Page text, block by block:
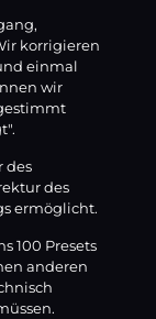
korrigieren
einmal
wir
des
des
ermöglicht.
100 Presets
anderen